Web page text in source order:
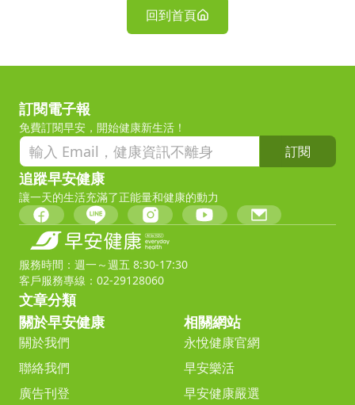
回到首頁
訂閱電子報
免費訂閱早安，開始健康新生活！
訂閱
追蹤早安健康
讓一天的生活充滿了正能量和健康的動力
服務時間：週一～週五 8:30-17:30
客戶服務專線：02-29128060
文章分類
關於早安健康
關於我們
聯絡我們
廣告刊登
相關網站
永悅健康官網
早安樂活
早安健康嚴選